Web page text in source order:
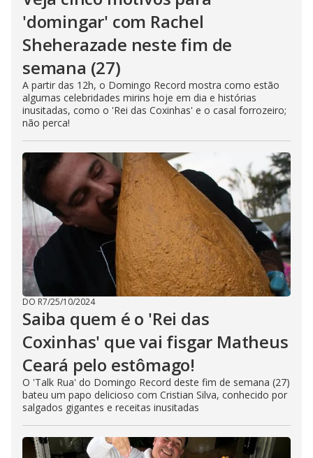
'domingar' com Rachel
Sheherazade neste fim de
semana (27)
A partir das 12h, o Domingo Record mostra como estão
algumas celebridades mirins hoje em dia e histórias
inusitadas, como o 'Rei das Coxinhas' e o casal forrozeiro;
não perca!
DO R7/25/10/2024
Saiba quem é o 'Rei das
Coxinhas' que vai fisgar Matheus
Ceará pelo estômago!
O 'Talk Rua' do Domingo Record deste fim de semana (27)
bateu um papo delicioso com Cristian Silva, conhecido por
salgados gigantes e receitas inusitadas